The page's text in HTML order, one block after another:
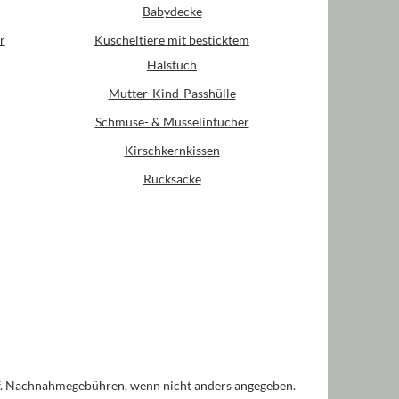
Babydecke
Kuscheltiere mit besticktem
Halstuch
Mutter-Kind-Passhülle
Schmuse- & Musselintücher
Kirschkernkissen
Rucksäcke
Nachnahmegebühren, wenn nicht anders angegeben.